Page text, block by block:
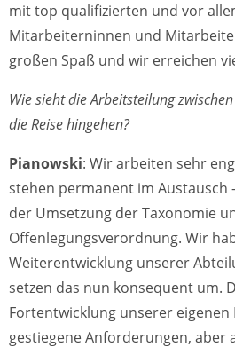
mit top qualifizierten und vor
Mitarbeiterninnen und
großen Spaß und wir erreichen
Wie sieht die Arbeitsteilung
die Reise hingehen?
Pianowski: Wir arbeiten sehr
stehen permanent im Austausch
der Umsetzung der Taxonomie
Offenlegungsverordnung. Wir
Weiterentwicklung unserer
setzen das nun konsequent um.
Fortentwicklung unserer eigenen
gestiegene Anforderungen, aber